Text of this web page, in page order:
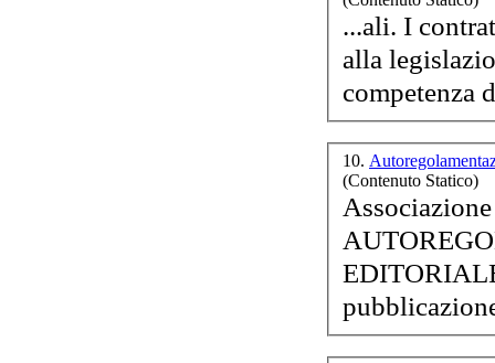
...ali. I contratti tra voi e la EditricErmes Srl saranno sottoposti
alla
10.
(Contenuto Statico)
EDITORIALE